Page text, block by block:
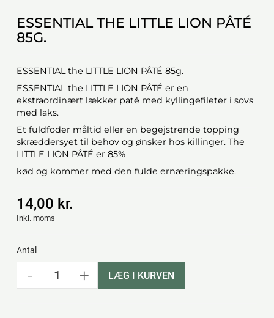
ESSENTIAL THE LITTLE LION PÂTÉ
85G.
ESSENTIAL the LITTLE LION PÂTÉ 85g.
ESSENTIAL the LITTLE LION PÂTÉ er en
ekstraordinært lækker paté med kyllingefileter i sovs
med laks.
Et fuldfoder måltid eller en begejstrende topping
skræddersyet til behov og ønsker hos killinger. The
LITTLE LION PÂTÉ er 85%
kød og kommer med den fulde ernæringspakke.
14,00 kr.
Inkl. moms
Antal
- + LÆG I KURVEN